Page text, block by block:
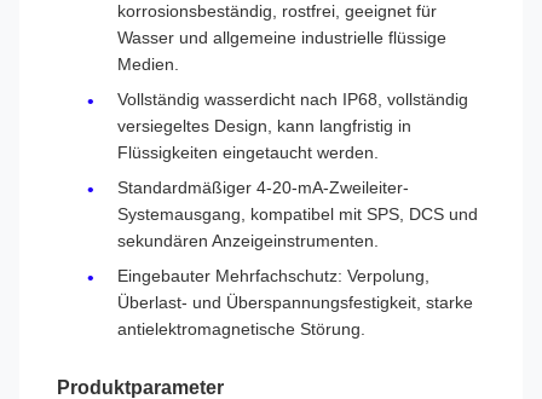
korrosionsbeständig, rostfrei, geeignet für
Wasser und allgemeine industrielle flüssige
Medien.
Vollständig wasserdicht nach IP68, vollständig
versiegeltes Design, kann langfristig in
Flüssigkeiten eingetaucht werden.
Standardmäßiger 4-20-mA-Zweileiter-
Systemausgang, kompatibel mit SPS, DCS und
sekundären Anzeigeinstrumenten.
Eingebauter Mehrfachschutz: Verpolung,
Überlast- und Überspannungsfestigkeit, starke
antielektromagnetische Störung.
Produktparameter